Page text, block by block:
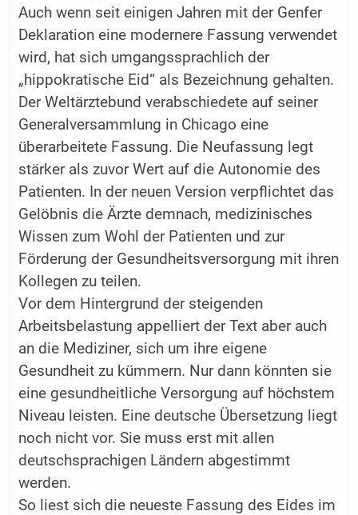
Auch wenn seit einigen Jahren mit der Genfer
Deklaration eine modernere Fassung verwendet
wird, hat sich umgangssprachlich der
„hippokratische Eid“ als Bezeichnung gehalten.
Der Weltärztebund verabschiedete auf seiner
Generalversammlung in Chicago eine
überarbeitete Fassung. Die Neufassung legt
stärker als zuvor Wert auf die Autonomie des
Patienten. In der neuen Version verpflichtet das
Gelöbnis die Ärzte demnach, medizinisches
Wissen zum Wohl der Patienten und zur
Förderung der Gesundheitsversorgung mit ihren
Kollegen zu teilen.
Vor dem Hintergrund der steigenden
Arbeitsbelastung appelliert der Text aber auch
an die Mediziner, sich um ihre eigene
Gesundheit zu kümmern. Nur dann könnten sie
eine gesundheitliche Versorgung auf höchstem
Niveau leisten. Eine deutsche Übersetzung liegt
noch nicht vor. Sie muss erst mit allen
deutschsprachigen Ländern abgestimmt
werden.
So liest sich die neueste Fassung des Eides im